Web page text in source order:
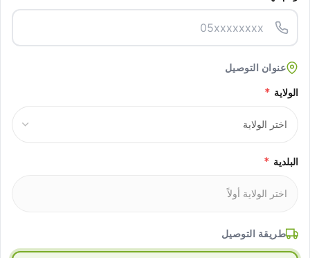
عنوان التوصيل
الولاية *
البلدية *
طريقة التوصيل